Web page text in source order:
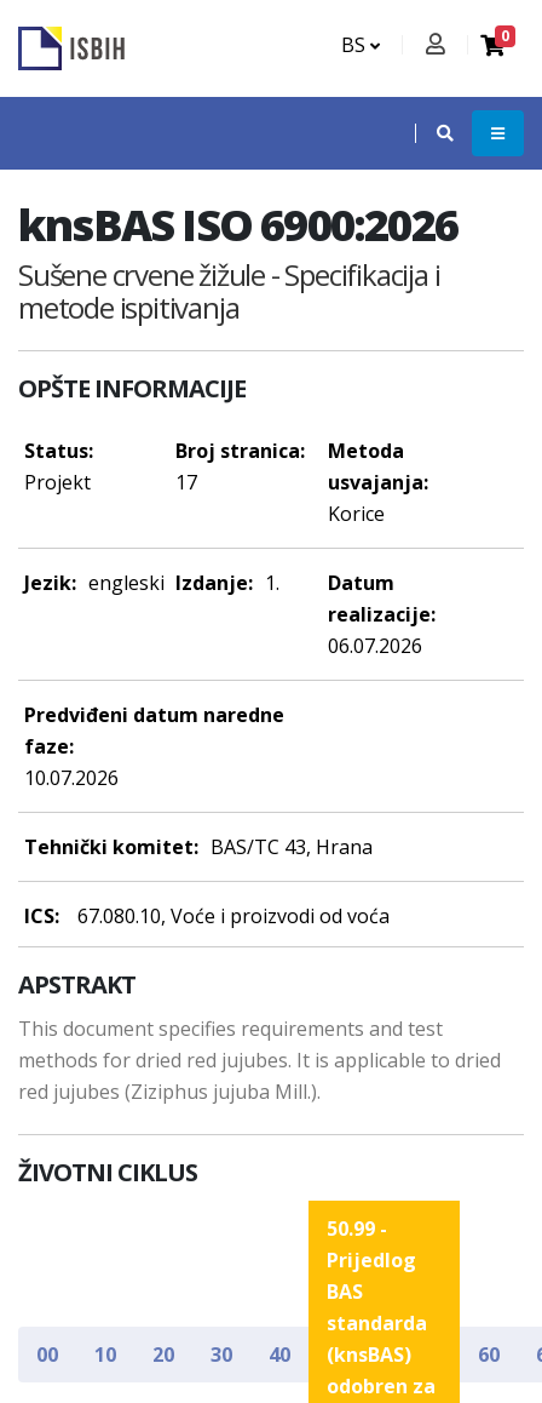
BS 0
knsBAS ISO 6900:2026
Sušene crvene žižule - Specifikacija i
metode ispitivanja
OPŠTE INFORMACIJE
Status:
Projekt
Broj stranica:
17
Metoda
usvajanja:
Korice
Jezik: engleski Izdanje: 1.
Datum
realizacije:
06.07.2026
Predviđeni datum naredne
faze:
10.07.2026
Tehnički komitet: BAS/TC 43, Hrana
ICS: 67.080.10, Voće i proizvodi od voća
APSTRAKT
This document specifies requirements and test
methods for dried red jujubes. It is applicable to dried
red jujubes (Ziziphus jujuba Mill.).
ŽIVOTNI CIKLUS
00 10 20 30 40
50.99 -
Prijedlog
BAS
standarda
(knsBAS)
odobren za
60